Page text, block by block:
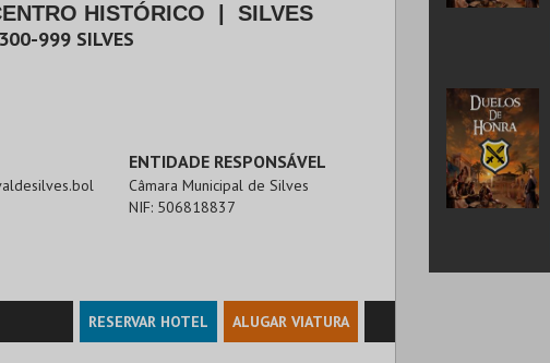
HISTÓRICO SILVES
999 SILVES
ENTIDADE RESPONSÁVEL
Câmara Municipal de Silves
NIF: 506818837
RESERVAR HOTEL ALUGAR VIATURA